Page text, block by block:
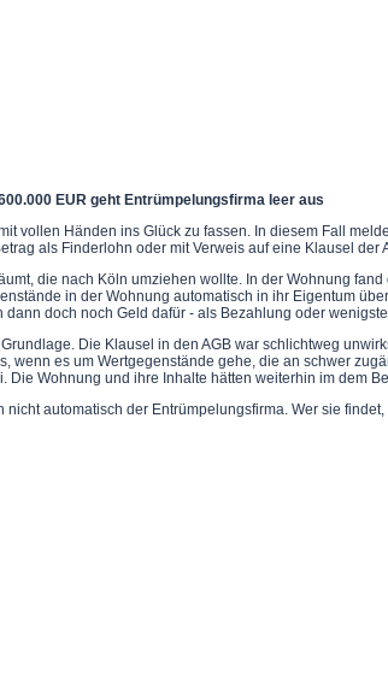
EUR geht Entrümpelungsfirma leer aus
vollen Händen ins Glück zu fassen. In diesem Fall
als Finderlohn oder mit Verweis auf eine Klausel
die nach Köln umziehen wollte. In der Wohnung
in der Wohnung automatisch in ihr Eigentum
doch noch Geld dafür - als Bezahlung oder
Die Klausel in den AGB war schlichtweg
wenn es um Wertgegenstände gehe, die an schwer
Wohnung und ihre Inhalte hätten weiterhin im dem
automatisch der Entrümpelungsfirma. Wer sie